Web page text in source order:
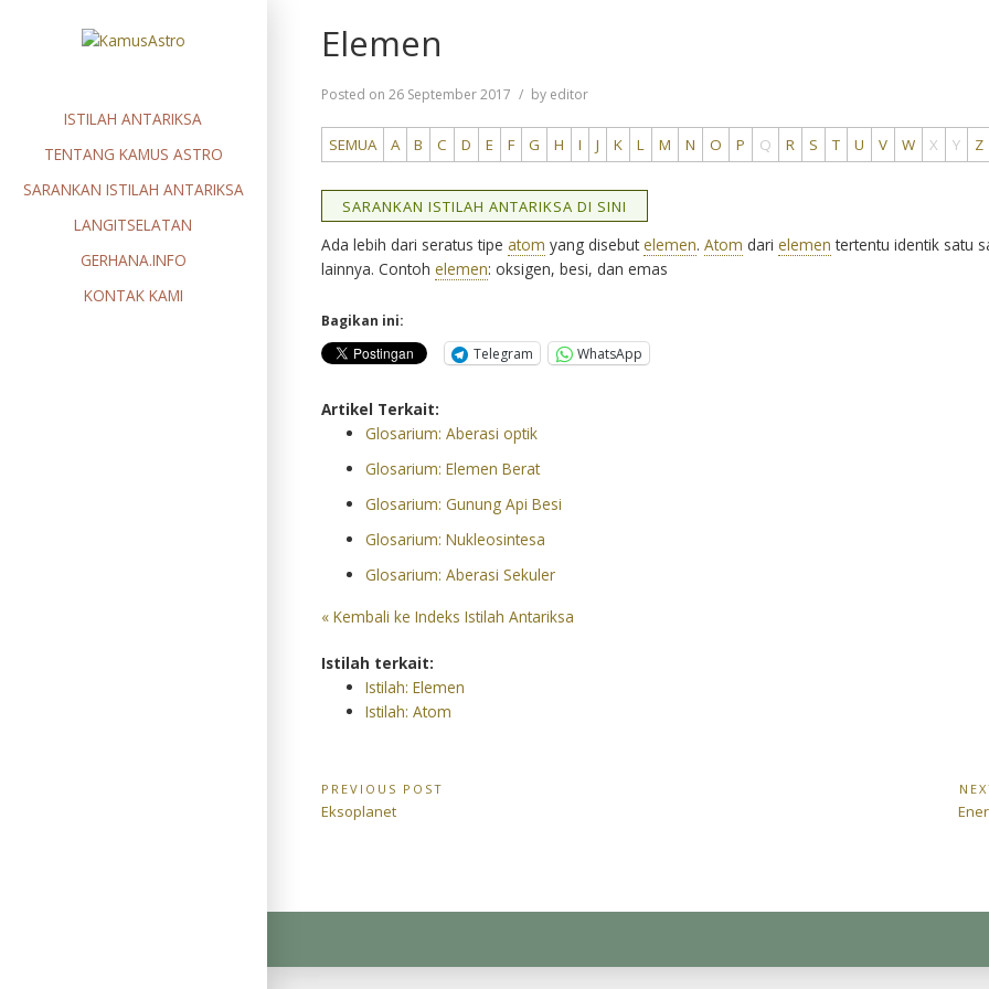
ISTILAH ANTARIKSA
TENTANG KAMUS ASTRO
SARANKAN ISTILAH ANTARIKSA
LANGITSELATAN
GERHANA.INFO
KONTAK KAMI
Elemen
Posted on26 September 2017 by editor
SEMUA A B C D E F G H I J K L M N O P Q R S T U V W X Y Z
SARANKAN ISTILAH ANTARIKSA DI SINI
Ada lebih dari seratus tipeatom yang disebutelemen.Atom darielemen tertentu identik satu
lainnya. Contohelemen: oksigen, besi, dan emas
Bagikan ini:
Telegram
WhatsApp
Artikel Terkait:
Glosarium: Aberasi optik
Glosarium: Elemen Berat
Glosarium: Gunung Api Besi
Glosarium: Nukleosintesa
Glosarium: Aberasi Sekuler
« Kembali ke Indeks Istilah Antariksa
Istilah terkait:
Istilah: Elemen
Istilah: Atom
Navigasi
pos
PREVIOUS POST
Previous
Eksoplanet
Next